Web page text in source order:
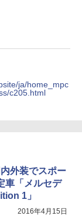
ja/home_mpc
c205.html
外装でスポー
車「メルセデ
1」
2016年4月15日